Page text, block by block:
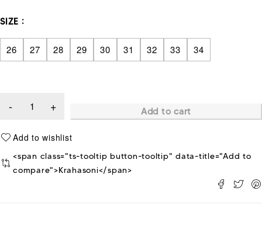
SIZE
26 27 28 29 30 31 32 33 34
Add to cart
<span class="ts-tooltip button-tooltip" data-title="Add to
compare">Krahasoni</span>